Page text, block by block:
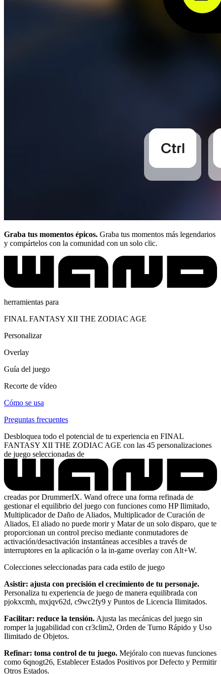
Graba tus momentos épicos. Graba tus momentos más legendarios
y compártelos con la comunidad con un solo clic.
herramientas para
FINAL FANTASY XII THE ZODIAC AGE
Personalizar
Overlay
Guía del juego
Recorte de vídeo
Cómo se usa
Preguntas frecuentes
Desbloquea todo el potencial de tu experiencia en FINAL
FANTASY XII THE ZODIAC AGE con las 45 personalizaciones
de juego seleccionadas de
creadas por DrummerIX. Wand ofrece una forma refinada de
gestionar el equilibrio del juego con funciones como HP Ilimitado,
Multiplicador de Daño de Aliados, Multiplicador de Curación de
Aliados, El aliado no puede morir y Matar de un solo disparo, que te
proporcionan un control preciso mediante conmutadores de
activación/desactivación instantáneas accesibles a través de
interruptores en la aplicación o la in-game overlay con Alt+W.
Colecciones seleccionadas para cada estilo de juego
Asistir: ajusta con precisión el crecimiento de tu personaje.
Personaliza tu experiencia de juego de manera equilibrada con
pjokxcmh, mxjqv62d, c9wc2fy9 y Puntos de Licencia Ilimitados.
Facilitar: reduce la tensión. Ajusta las mecánicas del juego sin
romper la jugabilidad con cr3clim2, Orden de Turno Rápido y Uso
Ilimitado de Objetos.
Refinar: toma control de tu juego. Mejóralo con nuevas funciones
como 6qnogt26, Establecer Estados Positivos por Defecto y Permitir
Otros Estados.